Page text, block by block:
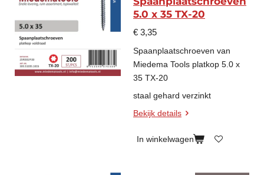
5.0 x 35 TX-20
€ 3,35
Spaanplaatschroeven van
Miedema Tools platkop 5.0 x
35 TX-20
staal gehard verzinkt
Bekijk details
In winkelwagen